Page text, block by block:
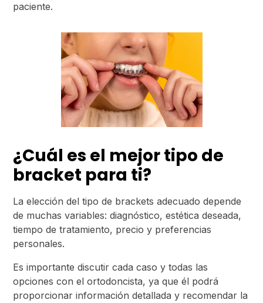
paciente.
¿Cuál es el mejor tipo de
bracket para ti?
La elección del tipo de brackets adecuado depende
de muchas variables: diagnóstico, estética deseada,
tiempo de tratamiento, precio y preferencias
personales.
Es importante discutir cada caso y todas las
opciones con el ortodoncista, ya que él podrá
proporcionar información detallada y recomendar la